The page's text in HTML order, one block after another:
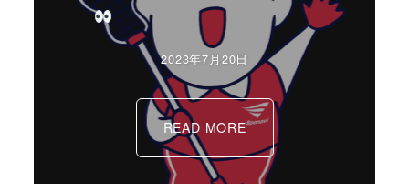
2023年7月20日
READ MORE